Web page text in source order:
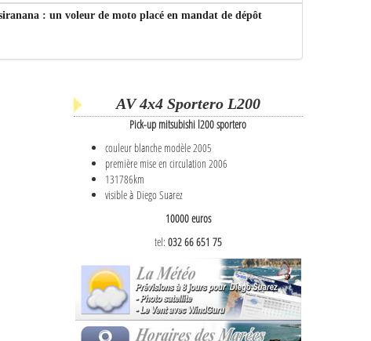
: un voleur de moto placé en mandat de dépôt
AV 4x4 Sportero L200
Pick-up mitsubishi l200 sportero
couleur blanche modèle 2005
première mise en circulation 2006
131786km
visible à Diego Suarez
10000 euros
tel: 032 66 651 75